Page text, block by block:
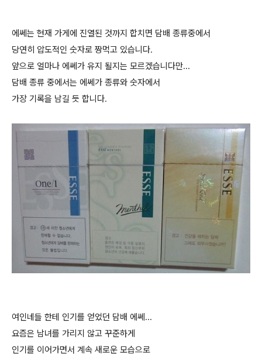
에쎄는 현재 가게에 진열된 것까지 합치면 담배 종류중에서
당연히 압도적인 숫자로 짱먹고 있습니다.
앞으로 얼마나 에쎄가 유지 될지는 모르겠습니다만...
담배 종류 중에서는 에쎄가 종류와 숫자에서
가장 기록을 남길 듯 합니다.
여인네들 한테 인기를 얻었던 담배 에쎄...
요즘은 남녀를 가리지 않고 꾸준하게
인기를 이어가면서 계속 새로운 모습으로